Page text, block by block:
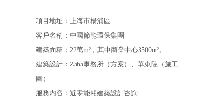
項目地址：上海市楊浦區
客戶名稱：中國節能環保集團
建築面積：22萬m²，其中商業中心3500m²。
建築設計：Zaha事務所（方案）、華東院（施工
圖）
服務内容：近零能耗建築設計咨詢